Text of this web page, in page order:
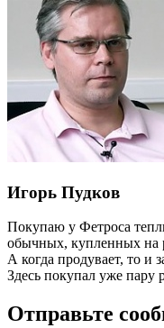
Игорь Пудков
Покупаю у Фетроса
обычных, купленных на
А когда продувает, то и
Здесь покупал уже пару
Отправьте